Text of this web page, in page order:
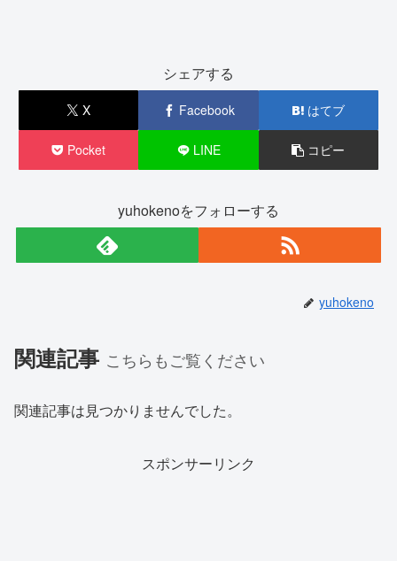
シェアする
X Facebook はてブ
Pocket LINE コピー
yuhokenoをフォローする
yuhokeno
関連記事 こちらもご覧ください
関連記事は見つかりませんでした。
スポンサーリンク